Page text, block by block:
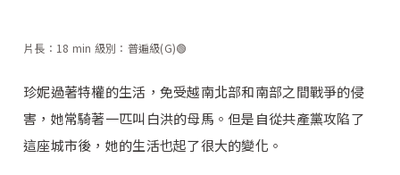
片長：18 min 級別：普遍級(G)🟢
珍妮過著特權的生活，免受越南北部和南部之間戰爭的侵
害，她常騎著一匹叫白洪的母馬。但是自從共產黨攻陷了
這座城市後，她的生活也起了很大的變化。